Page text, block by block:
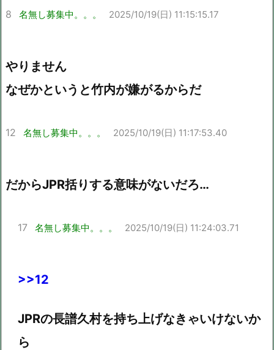
8 名無し募集中。。。 2025/10/19(日) 11:15:15.17
やりません
なぜかというと竹内が嫌がるからだ
12 名無し募集中。。。 2025/10/19(日) 11:17:53.40
だからJPR括りする意味がないだろ…
17 名無し募集中。。。 2025/10/19(日) 11:24:03.71
>>12
JPRの長譜久村を持ち上げなきゃいけないか
ら